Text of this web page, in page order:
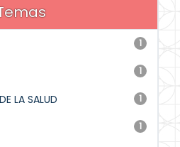
1
1
1
LA SALUD
1